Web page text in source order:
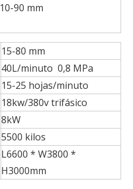
10-90 mm
15-80 mm
40L/minuto 0,8 MPa
15-25 hojas/minuto
18kw/380v trifásico
8kW
5500 kilos
L6600 * W3800 *
H3000mm